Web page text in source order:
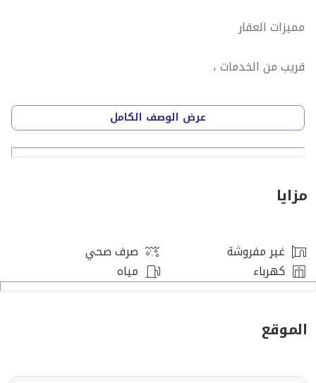
مميزات العقار
قريب من الخدمات ،
رقم العرض: 16476
رقم ترخيص الإعلان: 7200731564
رقم رخصة فال: 1200019203
عرض الوصف الكامل
مزايا
غير مفروشة
صرف صحي
كهرباء
مياه
الموقع